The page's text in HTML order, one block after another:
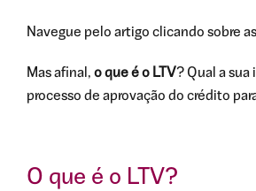
Navegue pelo artigo clicando sobre
Mas afinal, o que é o LTV? Qual a
processo de aprovação do crédito
O que é o LTV?